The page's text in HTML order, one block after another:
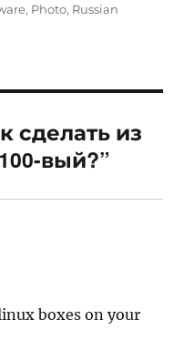
, Photo, Russian
сделать из
вый?”
boxes on your